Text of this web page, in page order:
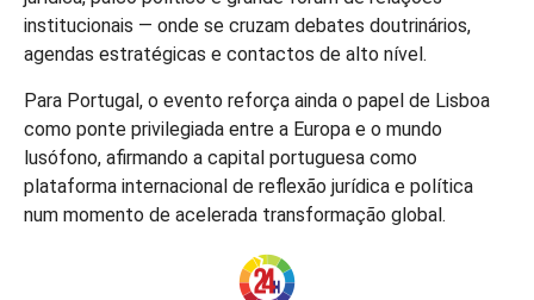
institucionais — onde se cruzam debates doutrinários,
agendas estratégicas e contactos de alto nível.
Para Portugal, o evento reforça ainda o papel de Lisboa
como ponte privilegiada entre a Europa e o mundo
lusófono, afirmando a capital portuguesa como
plataforma internacional de reflexão jurídica e política
num momento de acelerada transformação global.